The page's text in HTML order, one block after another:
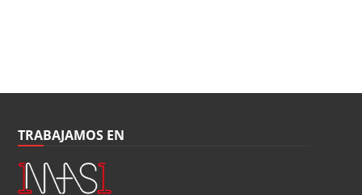
TRABAJAMOS EN